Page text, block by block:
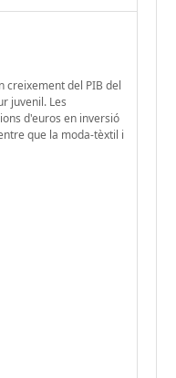
creixement del PIB del
juvenil. Les
d'euros en inversió
que la moda-tèxtil i